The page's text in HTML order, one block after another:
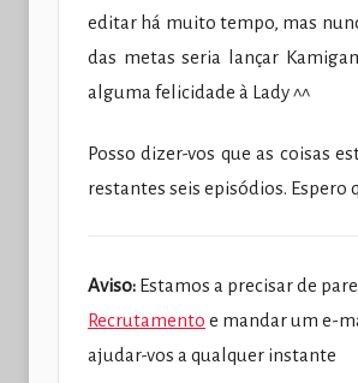
editar há muito tempo, mas
das metas seria lançar
alguma felicidade à Lady ^^
Posso dizer-vos que as coisas
restantes seis episódios. Espero
Aviso: Estamos a precisar de
Recrutamento e mandar um e-
ajudar-vos a qualquer instante